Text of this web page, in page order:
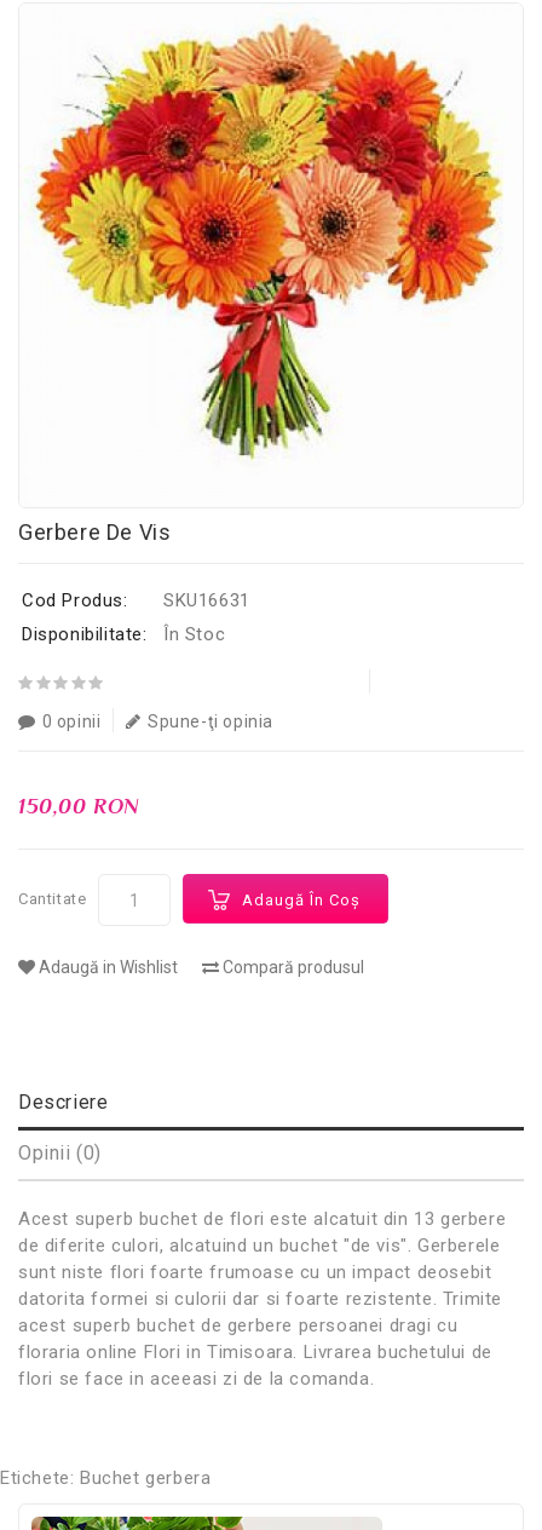
Gerbere De Vis
Cod Produs:
SKU16631
Disponibilitate:
În Stoc
0 opinii Spune-ţi opinia
150,00 RON
Cantitate Adaugă În Coş
Adaugă in Wishlist Compară produsul
Descriere
Opinii (0)
Acest superb buchet de flori este alcatuit din 13 gerbere
de diferite culori, alcatuind un buchet "de vis". Gerberele
sunt niste flori foarte frumoase cu un impact deosebit
datorita formei si culorii dar si foarte rezistente. Trimite
acest superb buchet de gerbere persoanei dragi cu
floraria online Flori in Timisoara. Livrarea buchetului de
flori se face in aceeasi zi de la comanda.
Etichete: Buchet gerbera